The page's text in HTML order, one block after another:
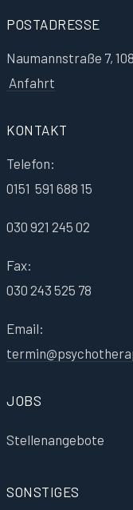
POSTADRESSE
Naumannstraße 7,
Anfahrt
KONTAKT
Telefon:
0151 591 688 15
030 921 245 02
Fax:
030 243 525 78
Email:
JOBS
Stellenangebote
SONSTIGES